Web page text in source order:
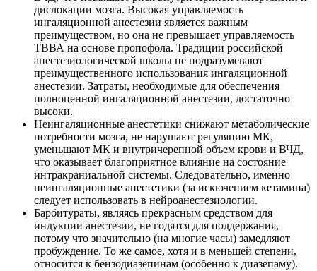
дислокации мозга. Высокая управляемость
ингаляционной анестезии является важным
преимуществом, но она не превышает управляемость
ТВВА на основе пропофола. Традиции российской
анестезиологической школы не подразумевают
преимущественного использования ингаляционной
анестезии. Затраты, необходимые для обеспечения
полноценной ингаляционной анестезии, достаточно
высоки.
Неингаляционные анестетики снижают метаболические
потребности мозга, не нарушают регуляцию МК,
уменьшают МК и внутричерепной объем крови и ВЧД,
что оказывает благоприятное влияние на состояние
интракраниальной системы. Следовательно, именно
неингаляционные анестетики (за искючением кетамина)
следует использовать в нейроанестезиологии.
Барбитураты, являясь прекрасным средством для
индукции анестезии, не годятся для поддержания,
потому что значительно (на многие часы) замедляют
пробуждение. То же самое, хотя и в меньшей степени,
относится к бензодиазепинам (особенно к диазепаму).